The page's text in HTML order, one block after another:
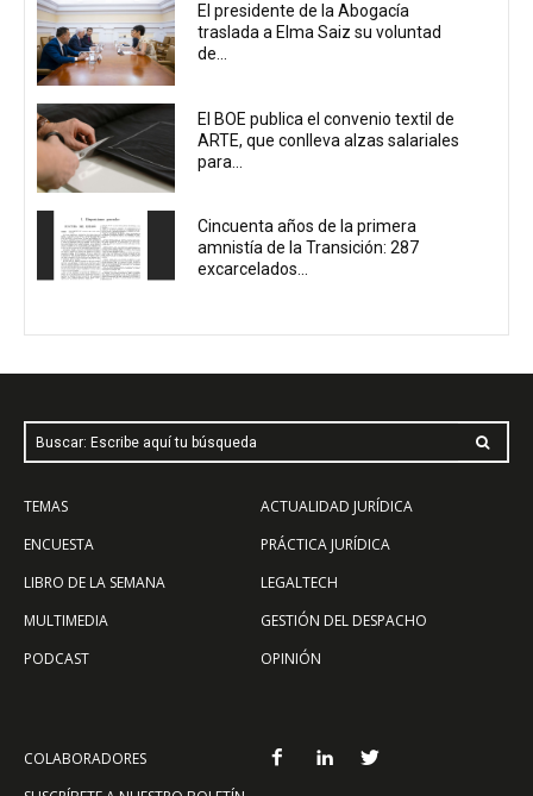
El presidente de la Abogacía
traslada a Elma Saiz su voluntad
de...
El BOE publica el convenio textil de
ARTE, que conlleva alzas salariales
para...
Cincuenta años de la primera
amnistía de la Transición: 287
excarcelados...
Buscar: Escribe aquí tu búsqueda
TEMAS
ENCUESTA
LIBRO DE LA SEMANA
MULTIMEDIA
PODCAST
ACTUALIDAD JURÍDICA
PRÁCTICA JURÍDICA
LEGALTECH
GESTIÓN DEL DESPACHO
OPINIÓN
COLABORADORES